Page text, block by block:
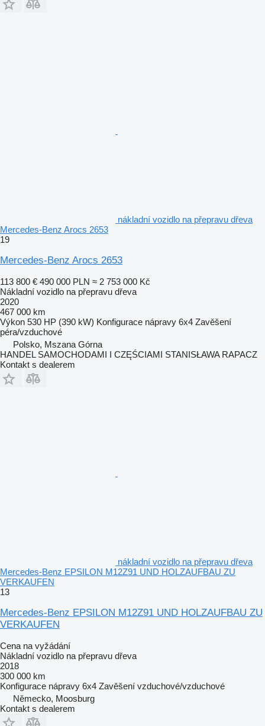
nákladní vozidlo na přepravu dřeva
Mercedes-Benz Arocs 2653
19
Mercedes-Benz Arocs 2653
113 800 € 490 000 PLN ≈ 2 753 000 Kč
Nákladní vozidlo na přepravu dřeva
2020
467 000 km
Výkon 530 HP (390 kW) Konfigurace nápravy 6x4 Zavěšení
péra/vzduchové
Polsko, Mszana Górna
HANDEL SAMOCHODAMI I CZĘŚCIAMI STANISŁAWA RAPACZ
Kontakt s dealerem
nákladní vozidlo na přepravu dřeva
Mercedes-Benz EPSILON M12Z91 UND HOLZAUFBAU ZU
VERKAUFEN
13
Mercedes-Benz EPSILON M12Z91 UND HOLZAUFBAU ZU
VERKAUFEN
Cena na vyžádání
Nákladní vozidlo na přepravu dřeva
2018
300 000 km
Konfigurace nápravy 6x4 Zavěšení vzduchové/vzduchové
Německo, Moosburg
Kontakt s dealerem